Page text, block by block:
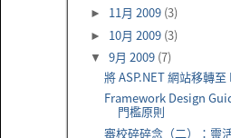
► 11月 2009 (3)
► 10月 2009 (3)
▼ 9月 2009 (7)
將 ASP.NET 網站移轉
Framework Design
門檻原則
審校碎碎念（二）：靈